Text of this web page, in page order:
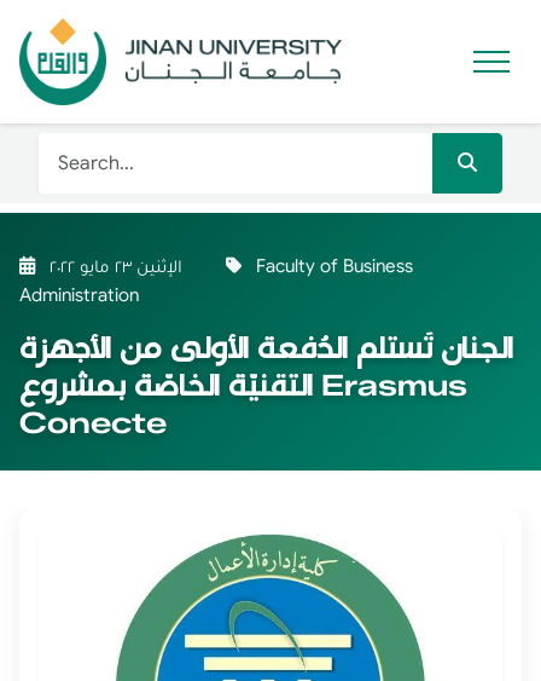
Faculty of Business
Administration
الجنان تَستلم الدُفعة الأولى من الأجهزة
التقنيّة الخاصّة بمشروع Erasmus
Conecte